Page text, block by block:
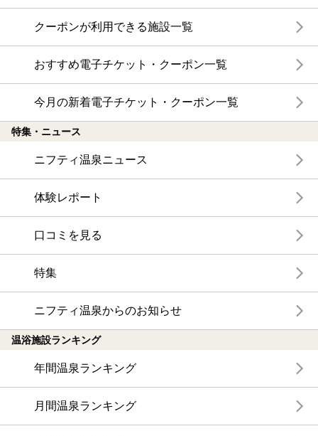
クーポンが利用できる施設一覧
おすすめ電子チケット・クーポン一覧
今月の新着電子チケット・クーポン一覧
特集・ニュース
ニフティ温泉ニュース
体験レポート
口コミを見る
特集
ニフティ温泉からのお知らせ
温浴施設ランキング
年間温泉ランキング
月間温泉ランキング